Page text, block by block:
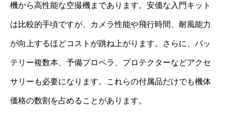
機から高性能な空撮機まであります。安価な入門キット
は比較的手頃ですが、カメラ性能や飛行時間、耐風能力
が向上するほどコストが跳ね上がります。さらに、バッ
テリー複数本、予備プロペラ、プロテクターなどアクセ
サリーも必要になります。これらの付属品だけでも機体
価格の数割を占めることがあります。